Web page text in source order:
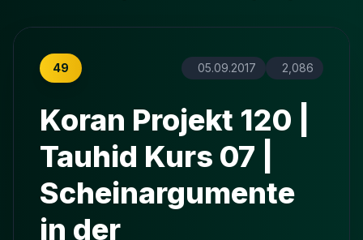
49 05.09.2017 2,086
Koran Projekt 120 |
Tauhid Kurs 07 |
Scheinargumente
in der